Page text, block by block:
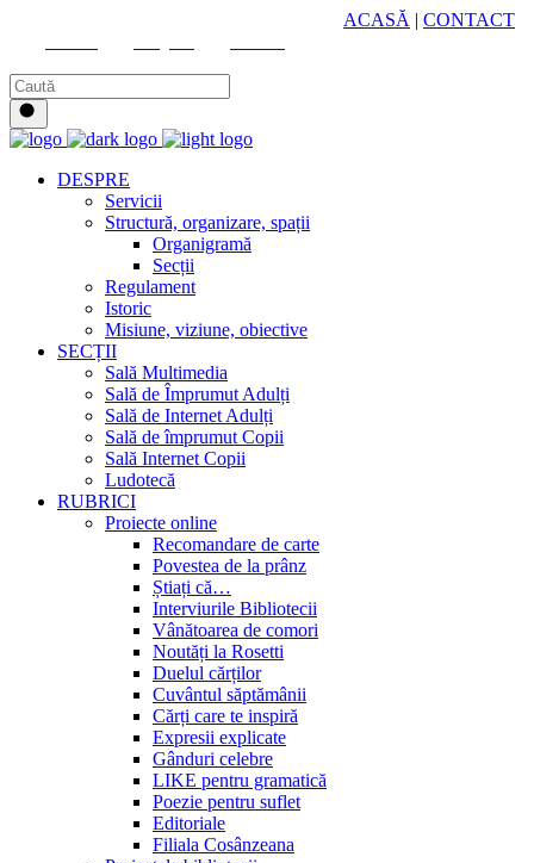
ACASĂ | CONTACT
DESPRE
Servicii
Structură, organizare, spații
Organigramă
Secții
Regulament
Istoric
Misiune, viziune, obiective
SECȚII
Sală Multimedia
Sală de Împrumut Adulți
Sală de Internet Adulți
Sală de împrumut Copii
Sală Internet Copii
Ludotecă
RUBRICI
Proiecte online
Recomandare de carte
Povestea de la prânz
Știați că…
Interviurile Bibliotecii
Vânătoarea de comori
Noutăți la Rosetti
Duelul cărților
Cuvântul săptămânii
Cărți care te inspiră
Expresii explicate
Gânduri celebre
LIKE pentru gramatică
Poezie pentru suflet
Editoriale
Filiala Cosânzeana